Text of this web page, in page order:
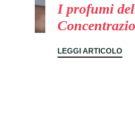
I profumi
LEGGI ARTICOLO